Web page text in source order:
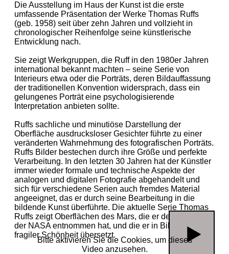
Die Ausstellung im Haus der Kunst ist die erste
umfassende Präsentation der Werke Thomas Ruffs
(geb. 1958) seit über zehn Jahren und vollzieht in
chronologischer Reihenfolge seine künstlerische
Entwicklung nach.
Sie zeigt Werkgruppen, die Ruff in den 1980er Jahren
international bekannt machten – seine Serie von
Interieurs etwa oder die Porträts, deren Bildauffassung
der traditionellen Konvention widersprach, dass ein
gelungenes Porträt eine psychologisierende
Interpretation anbieten sollte.
Ruffs sachliche und minutiöse Darstellung der
Oberfläche ausdrucksloser Gesichter führte zu einer
veränderten Wahrnehmung des fotografischen Porträts.
Ruffs Bilder bestechen durch ihre Größe und perfekte
Verarbeitung. In den letzten 30 Jahren hat der Künstler
immer wieder formale und technische Aspekte der
analogen und digitalen Fotografie abgehandelt und
sich für verschiedene Serien auch fremdes Material
angeeignet, das er durch seine Bearbeitung in die
bildende Kunst überführte. Die aktuelle Serie Thomas
Ruffs zeigt Oberflächen des Mars, die er der Website
der NASA entnommen hat, und die er in Bilder von
fragiler Schönheit übersetzt.
Bitte aktivieren Sie die Cookies, um dieses
Video anzusehen.